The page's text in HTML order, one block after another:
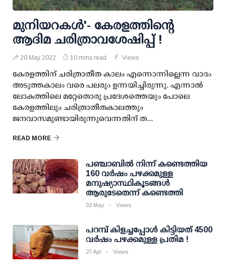
മുനിയറകള്‍'- കേരളത്തിന്റെ
ആദിമ ചരിത്രാവശേഷിപ്പ് !
20 May 2022 10 mins read Views
കേരളത്തിന് ചരിത്രാതീത കാലം എന്നൊന്നില്ലെന്ന വാദം
അടുത്തകാലം വരെ പലരും ഉന്നയിച്ചിരുന്നു. എന്നാല്‍
ലോകത്തിലെ മറ്റേതൊരു പ്രദേശത്തെയും പോലെ
കേരളത്തിലും ചരിത്രാതീതകാലത്തും
ജനവാസമുണ്ടായിരുന്നുവെന്നതിന് ത...
READ MORE
പഞ്ചാബില്‍ നിന്ന് കണ്ടെത്തിയ
160 വര്‍ഷം പഴക്കമുള്ള
മനുഷ്യാസ്ഥികൂടങ്ങള്‍
ആരുടേതെന്ന് കണ്ടെത്തി
03 May Views
പറമ്പ് കിളച്ചപ്പോള്‍ കിട്ടിയത് 4500
വര്‍ഷം പഴക്കമുള്ള പ്രതിമ !
27 Apr Views